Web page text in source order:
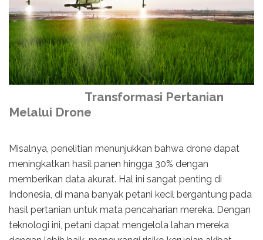
Transformasi Pertanian
Melalui Drone
Misalnya, penelitian menunjukkan bahwa drone dapat
meningkatkan hasil panen hingga 30% dengan
memberikan data akurat. Hal ini sangat penting di
Indonesia, di mana banyak petani kecil bergantung pada
hasil pertanian untuk mata pencaharian mereka. Dengan
teknologi ini, petani dapat mengelola lahan mereka